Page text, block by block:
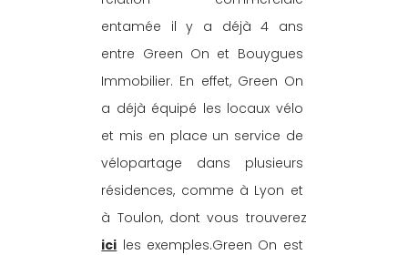
entamée il y a déjà 4 ans
entre Green On et Bouygues
Immobilier. En effet, Green On
a déjà équipé les locaux vélo
et mis en place un service de
vélopartage dans plusieurs
résidences, comme à Lyon et
à Toulon, dont vous trouverez
ici les exemples.Green On est